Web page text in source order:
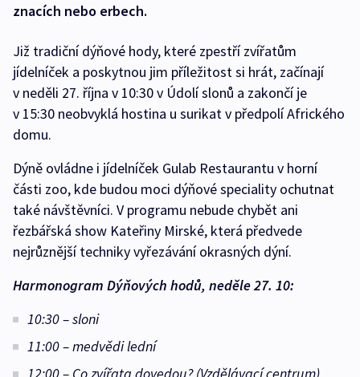
znacích nebo erbech.
Již tradiční dýňové hody, které zpestří zvířatům
jídelníček a poskytnou jim příležitost si hrát, začínají
v neděli 27. října v 10:30 v Údolí slonů a zakončí je
v 15:30 neobvyklá hostina u surikat v předpolí Afrického
domu.
Dýně ovládne i jídelníček Gulab Restaurantu v horní
části zoo, kde budou moci dýňové speciality ochutnat
také návštěvníci. V programu nebude chybět ani
řezbářská show Kateřiny Mirské, která předvede
nejrůznější techniky vyřezávání okrasných dýní.
Harmonogram Dýňových hodů, neděle 27. 10:
10:30 – sloni
11:00 – medvědi lední